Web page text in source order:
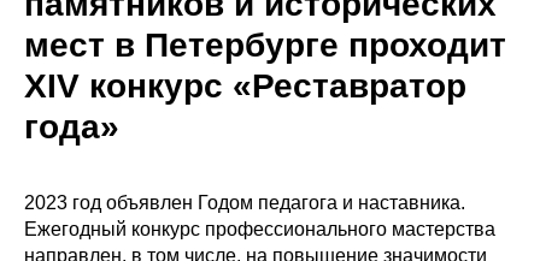
мест в Петербурге проходит
XIV конкурс «Реставратор
года»
2023 год объявлен Годом педагога и наставника.
Ежегодный конкурс профессионального мастерства
направлен, в том числе, на повышение значимости